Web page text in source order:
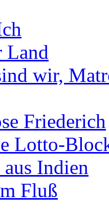
Land
wir,
Friederich
Lotto-
Indien
Fluß